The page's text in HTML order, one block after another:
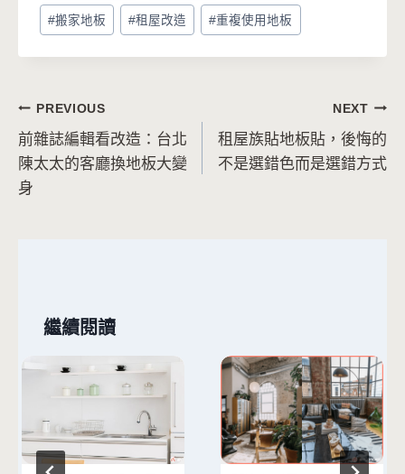
#搬家地板 #租屋改造 #重複使用地板
文
章
導
PREVIOUS
前雜誌編輯看改造：台北
陳太太的客廳換地板大變
身
NEXT
租屋族貼地板貼，後悔的
不是選錯色而是選錯方式
繼續閱讀